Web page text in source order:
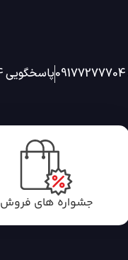
پاسخگویی 24 ساعته شبانه و روز
جشواره های فروش